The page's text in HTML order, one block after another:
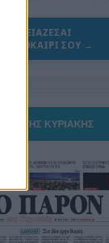
ΧΡΕΙΑΖΕΣΑΙ
ΚΑΛΟΚΑΙΡΙ ΣΟΥ →
ΤΗΣ ΚΥΡΙΑΚΗΣ